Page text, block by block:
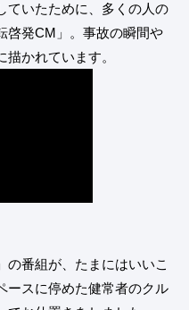
いたために、多くの人の
啓発CM」。事故の瞬間や
かれています。
番組が、たまにはいいこ
ースに停めた健常者のクル